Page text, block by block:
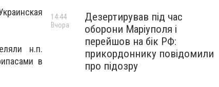
н.п.
в
Дезертирував під час
оборони Маріуполя і
перейшов на бік РФ:
прикордоннику повідомили
про підозру
14:44
Вчора